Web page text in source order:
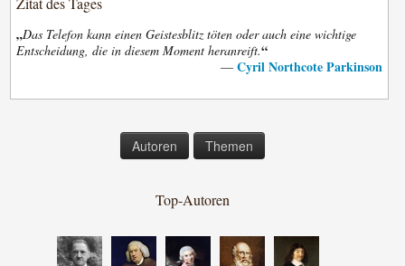
„Das Telefon kann einen Geistesblitz töten oder auch eine wichtige
Entscheidung, die in diesem Moment heranreift.“
— Cyril Northcote Parkinson
Autoren Themen
Top-Autoren